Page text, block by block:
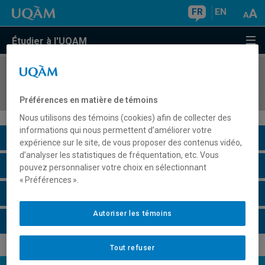
FR EN
Étudier à l'UQAM
COURS//
Description du cours
Horaire - Été 2026
Préférences en matière de témoins
Nous utilisons des témoins (cookies) afin de collecter des
informations qui nous permettent d’améliorer votre
expérience sur le site, de vous proposer des contenus vidéo,
d’analyser les statistiques de fréquentation, etc. Vous
pouvez personnaliser votre choix en sélectionnant
« Préférences ».
Tout refuser
Autoriser les témoins